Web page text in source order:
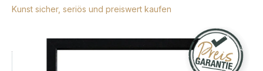
Kunst sicher, seriös und preiswert kaufen